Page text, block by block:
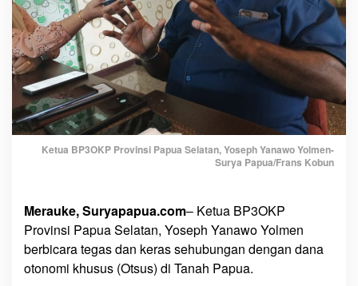
n
a
O
s
u
s
,
"
n
g
a
n
S
Ketua BP3OKP Provinsi Papua Selatan, Yoseph Yanawo Yolmen-
Surya Papua/Frans Kobun
Merauke, Suryapapua.com– Ketua BP3OKP
Provinsi Papua Selatan, Yoseph Yanawo Yolmen
berbicara tegas dan keras sehubungan dengan dana
otonomi khusus (Otsus) di Tanah Papua.